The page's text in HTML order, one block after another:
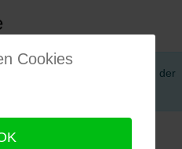
dieser Website und der
Cookies